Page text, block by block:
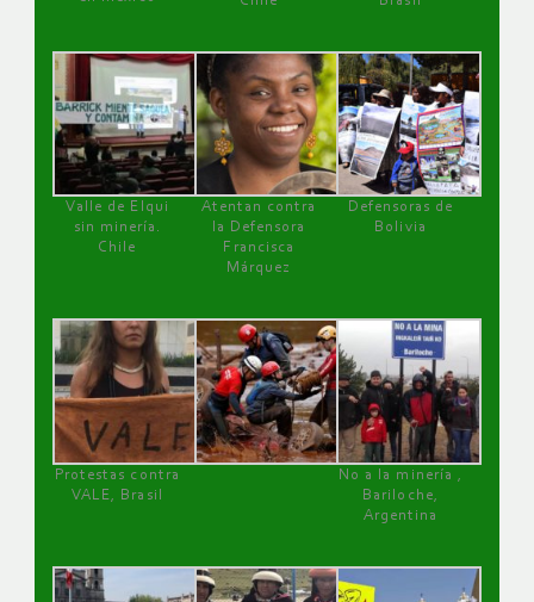
Valle de Elqui
sin minería.
Chile
Atentan contra
la Defensora
Francisca
Márquez
Defensoras de
Bolivia
Protestas contra
VALE, Brasil
No a la minería ,
Bariloche,
Argentina